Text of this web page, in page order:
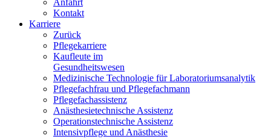
Anfahrt
Kontakt
Karriere
Zurück
Pflegekarriere
Kaufleute im
Gesundheitswesen
Medizinische Technologie für Laboratoriumsanalytik
Pflegefachfrau und Pflegefachmann
Pflegefachassistenz
Anästhesietechnische Assistenz
Operationstechnische Assistenz
Intensivpflege und Anästhesie